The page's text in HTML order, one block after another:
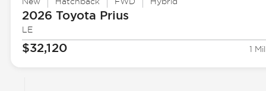
2026 Toyota Prius
LE
$32,120 1